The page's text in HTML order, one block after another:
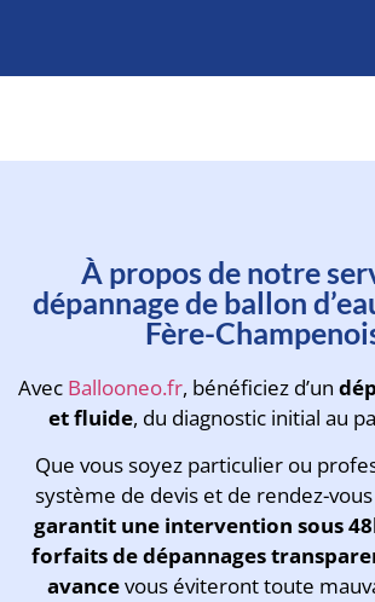
Prenez rendez-vous
technicien en
minute
À propos de notre
dépannage de ballon
Fère-
Avec Ballooneo.fr, bénéficiez d’un
et fluide, du diagnostic initial au
Que vous soyez particulier ou
système de devis et de rendez-
garantit une intervention sous
forfaits de dépannages
avancevous éviteront toute